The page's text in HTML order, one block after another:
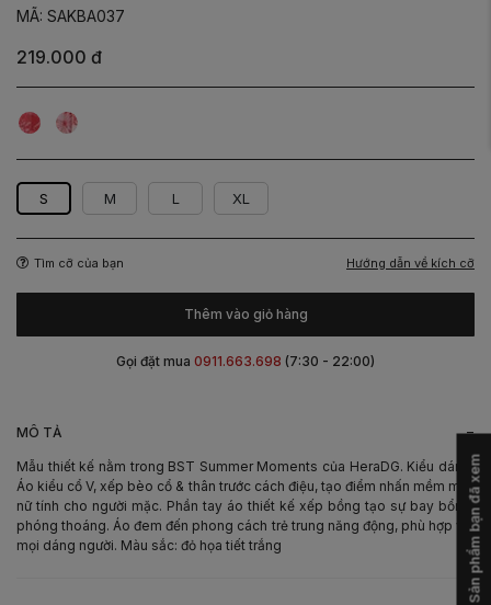
MÔ TẢ -
Mẫu thiết kế nằm trong BST Summer Moments của HeraDG. Kiểu dáng:
Áo kiểu cổ V, xếp bèo cổ & thân trước cách điệu, tạo điểm nhấn mềm mại,
nữ tính cho người mặc. Phần tay áo thiết kế xếp bồng tạo sự bay bổng,
phóng thoáng. Áo đem đến phong cách trẻ trung năng động, phù hợp với
mọi dáng người. Màu sắc: đỏ họa tiết trắng
MÃ: SAKBA037
219.000 đ
BướmBướm
S M L XL
Tìm cỡ của bạn Hướng dẫn về kích cỡ
Thêm vào giỏ hàng
Gọi đặt mua 0911.663.698 (7:30 - 22:00)
Sản phẩm bạn đã xem